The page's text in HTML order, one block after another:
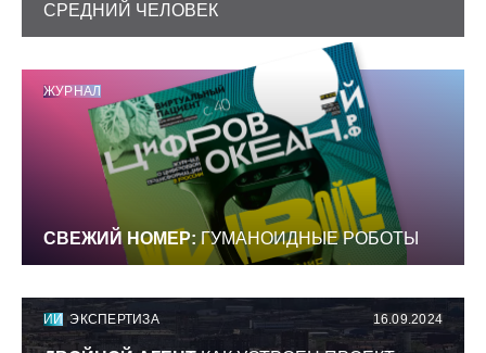
СРЕДНИЙ ЧЕЛОВЕК
ЖУРНАЛ
СВЕЖИЙ НОМЕР: ГУМАНОИДНЫЕ РОБОТЫ
ИИ ЭКСПЕРТИЗА 16.09.2024